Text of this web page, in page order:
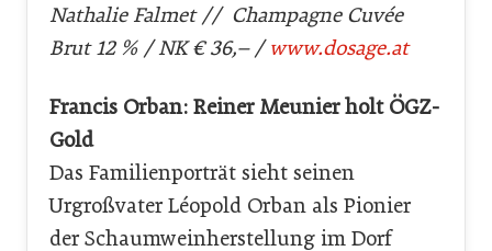
Nathalie Falmet // Champagne Cuvée
Brut 12 % / NK € 36,– /www.dosage.at
Francis Orban: Reiner Meunier holt ÖGZ-
Gold
Das Familienporträt sieht seinen
Urgroßvater Léopold Orban als Pionier
der Schaumweinherstellung im Dorf